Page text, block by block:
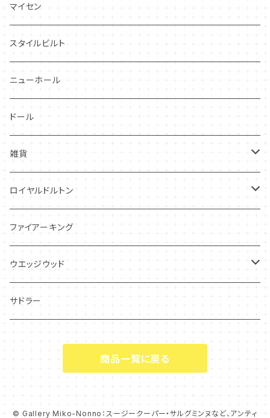
プランタン
グレンミスト
スワンシースプレイ
グレイ社
グレイリーフ
レヴェリー
フローラル
フレグランス
シーアネモネ
エンドン
FAVORI
CIBON
マイセン
スタイルビルト
ニューホール
ドール
雑貨
キーホルダー
アンティーク・カード
アクセサリー
ロイヤルドルトン
スタッフォードシャードッグ
ファイアーキング
ウエッジウッド
ジャスパー
サドラー
商品一覧に戻る
© Gallery Miko-Nonno：スージークーパー・サルグミンヌなど、アンティ